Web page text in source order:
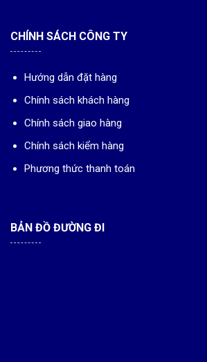
CHÍNH SÁCH CÔNG TY
Hướng dẫn đặt hàng
Chính sách khách hàng
Chính sách giao hàng
Chính sách kiểm hàng
Phương thức thanh toán
BẢN ĐỒ ĐƯỜNG ĐI